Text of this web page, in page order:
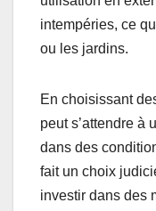
intempéries, ce
ou les jardins.
En choisissant
peut s’attendre à
dans des
fait un choix
investir dans des